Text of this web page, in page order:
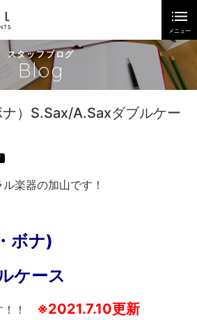
スタッフブログ
Blog
）S.Sax/A.Saxダブルケー
楽器の加山です！
ボナ)
ケース
！！ ※2021.7.10更新